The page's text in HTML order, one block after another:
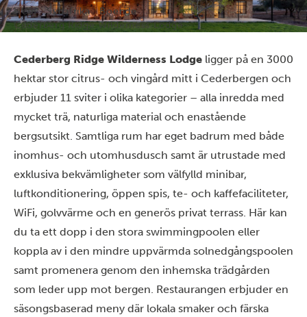
Hem Sydafrika
Boende
Cederberg Ridge Wilderness Lodge
Cederberg Ridge Wilderness Lodge ligger på en 3000
hektar stor citrus- och vingård mitt i Cederbergen och
erbjuder 11 sviter i olika kategorier – alla inredda med
mycket trä, naturliga material och enastående
bergsutsikt. Samtliga rum har eget badrum med både
inomhus- och utomhusdusch samt är utrustade med
exklusiva bekvämligheter som välfylld minibar,
luftkonditionering, öppen spis, te- och kaffefaciliteter,
WiFi, golvvärme och en generös privat terrass. Här kan
du ta ett dopp i den stora swimmingpoolen eller
koppla av i den mindre uppvärmda solnedgångspoolen
samt promenera genom den inhemska trädgården
som leder upp mot bergen. Restaurangen erbjuder en
säsongsbaserad meny där lokala smaker och färska